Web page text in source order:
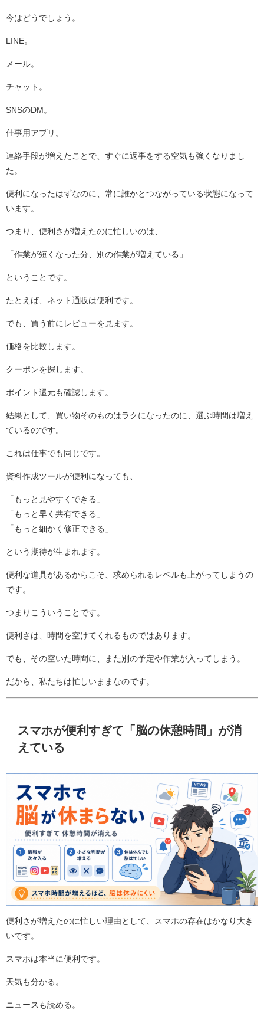
今はどうでしょう。
LINE。
メール。
チャット。
SNSのDM。
仕事用アプリ。
連絡手段が増えたことで、すぐに返事をする空気も強くなりまし
た。
便利になったはずなのに、常に誰かとつながっている状態になって
います。
つまり、便利さが増えたのに忙しいのは、
「作業が短くなった分、別の作業が増えている」
ということです。
たとえば、ネット通販は便利です。
でも、買う前にレビューを見ます。
価格を比較します。
クーポンを探します。
ポイント還元も確認します。
結果として、買い物そのものはラクになったのに、選ぶ時間は増え
ているのです。
これは仕事でも同じです。
資料作成ツールが便利になっても、
「もっと見やすくできる」
「もっと早く共有できる」
「もっと細かく修正できる」
という期待が生まれます。
便利な道具があるからこそ、求められるレベルも上がってしまうの
です。
つまりこういうことです。
便利さは、時間を空けてくれるものではあります。
でも、その空いた時間に、また別の予定や作業が入ってしまう。
だから、私たちは忙しいままなのです。
スマホが便利すぎて「脳の休憩時間」が消
えている
便利さが増えたのに忙しい理由として、スマホの存在はかなり大き
いです。
スマホは本当に便利です。
天気も分かる。
ニュースも読める。